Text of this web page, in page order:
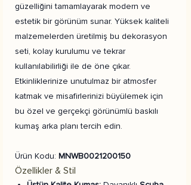
güzelliğini tamamlayarak modern ve
estetik bir görünüm sunar. Yüksek kaliteli
malzemelerden üretilmiş bu dekorasyon
seti, kolay kurulumu ve tekrar
kullanılabilirliği ile de öne çıkar.
Etkinliklerinize unutulmaz bir atmosfer
katmak ve misafirlerinizi büyülemek için
bu özel ve gerçekçi görünümlü baskılı
kumaş arka planı tercih edin.
Ürün Kodu: MNWB0021200150
Özellikler & Stil